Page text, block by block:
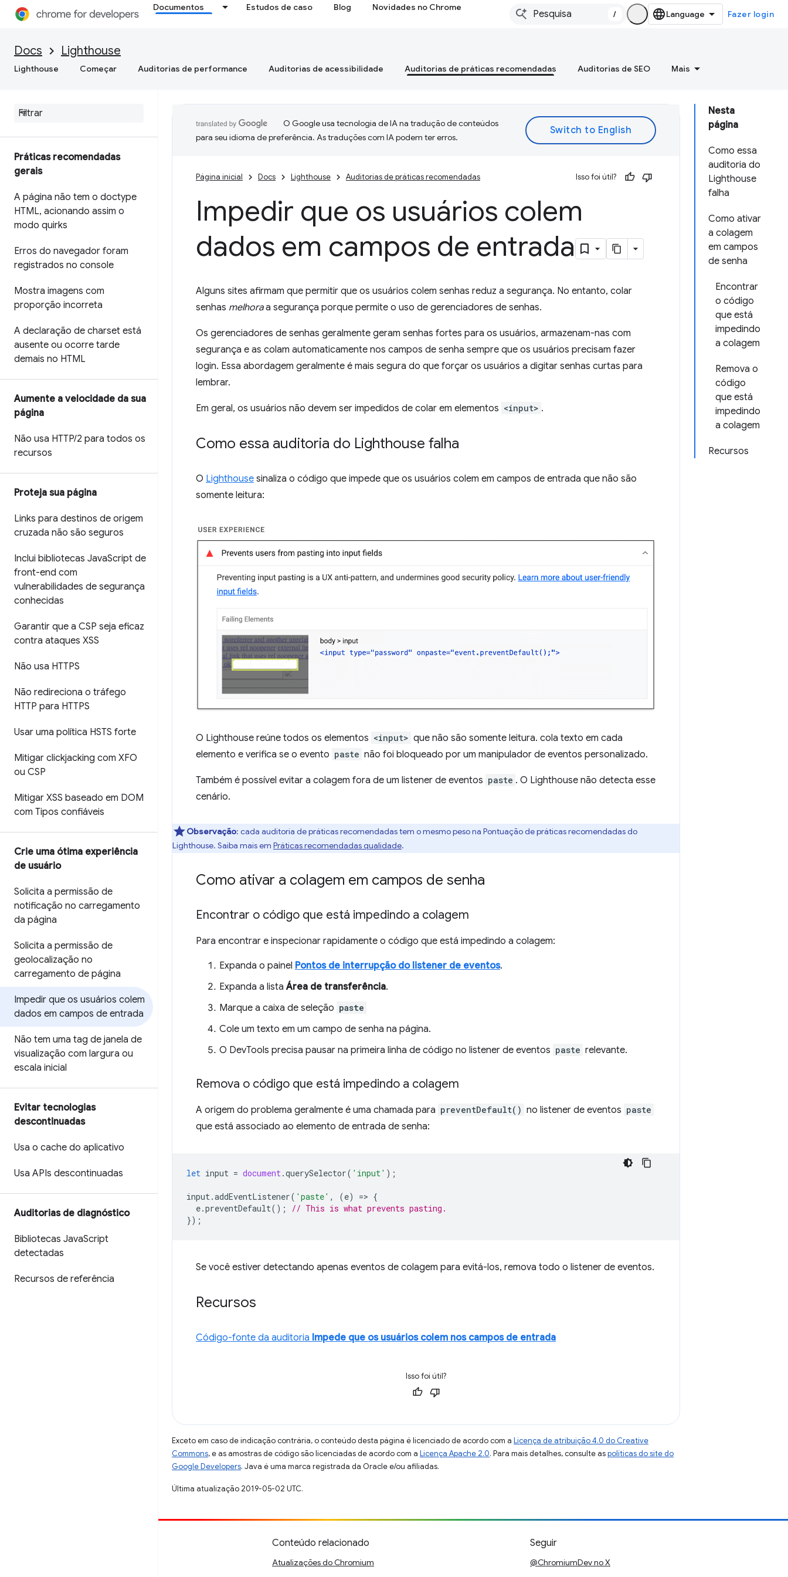
Documentos Estudos de caso Blog Novidades no Chrome
/ Fazer login
Docs Lighthouse
Lighthouse Começar Auditorias de performance Auditorias de acessibilidade Auditorias de práticas recomendadas Auditorias de SEO Mais
Práticas recomendadas
gerais
A página não tem o doctype
HTML, acionando assim o
modo quirks
Erros do navegador foram
registrados no console
Mostra imagens com
proporção incorreta
A declaração de charset está
ausente ou ocorre tarde
demais no HTML
Aumente a velocidade da sua
página
Não usa HTTP/2 para todos os
recursos
Proteja sua página
Links para destinos de origem
cruzada não são seguros
Inclui bibliotecas JavaScript de
front-end com
vulnerabilidades de segurança
conhecidas
Garantir que a CSP seja eficaz
contra ataques XSS
Não usa HTTPS
Não redireciona o tráfego
HTTP para HTTPS
Usar uma política HSTS forte
Mitigar clickjacking com XFO
ou CSP
Mitigar XSS baseado em DOM
com Tipos confiáveis
Crie uma ótima experiência
de usuário
Solicita a permissão de
notificação no carregamento
da página
Solicita a permissão de
geolocalização no
carregamento de página
Impedir que os usuários colem
dados em campos de entrada
Não tem uma tag de janela de
visualização com largura ou
escala inicial
Evitar tecnologias
descontinuadas
Usa o cache do aplicativo
Usa APIs descontinuadas
Auditorias de diagnóstico
Bibliotecas JavaScript
detectadas
Recursos de referência
Nesta
página
Como essa
auditoria do
Lighthouse
falha
Como ativar
a colagem
em campos
de senha
Encontrar
o código
que está
impedindo
a colagem
Remova o
código
que está
impedindo
a colagem
Recursos
O Google usa tecnologia de IA na tradução de conteúdos
para seu idioma de preferência. As traduções com IA podem ter erros.
Página inicial Docs Lighthouse Auditorias de práticas recomendadas Isso foi útil?
Impedir que os usuários colem
dados em campos de entrada
Alguns sites afirmam que permitir que os usuários colem senhas reduz a segurança. No entanto, colar
senhas melhoraa segurança porque permite o uso de gerenciadores de senhas.
Os gerenciadores de senhas geralmente geram senhas fortes para os usuários, armazenam-nas com
segurança e as colam automaticamente nos campos de senha sempre que os usuários precisam fazer
login. Essa abordagem geralmente é mais segura do que forçar os usuários a digitar senhas curtas para
lembrar.
Em geral, os usuários não devem ser impedidos de colar em elementos <input> .
Como essa auditoria do Lighthouse falha
O Lighthouse sinaliza o código que impede que os usuários colem em campos de entrada que não são
somente leitura:
O Lighthouse reúne todos os elementos <input> que não são somente leitura. cola texto em cada
elemento e verifica se o evento paste não foi bloqueado por um manipulador de eventos personalizado.
Também é possível evitar a colagem fora de um listener de eventos paste . O Lighthouse não detecta esse
cenário.
Observação: cada auditoria de práticas recomendadas tem o mesmo peso na Pontuação de práticas recomendadas do
Lighthouse. Saiba mais em Práticas recomendadas qualidade.
Como ativar a colagem em campos de senha
Encontrar o código que está impedindo a colagem
Para encontrar e inspecionar rapidamente o código que está impedindo a colagem:
Expanda o painel Pontos de interrupção do listener de eventos.
Expanda a listaÁrea de transferência.
Marque a caixa de seleção paste
Cole um texto em um campo de senha na página.
O DevTools precisa pausar na primeira linha de código no listener de eventos paste relevante.
Remova o código que está impedindo a colagem
A origem do problema geralmente é uma chamada para preventDefault() no listener de eventos paste
que está associado ao elemento de entrada de senha:
let input = document.querySelector( 'input' );
input.addEventListener( 'paste' , (e) => {
e.preventDefault();
// This is what prevents pasting.
});
Se você estiver detectando apenas eventos de colagem para evitá-los, remova todo o listener de eventos.
Recursos
Código-fonte da auditoria Impede que os usuários colem nos campos de entrada
Isso foi útil?
Exceto em caso de indicação contrária, o conteúdo desta página é licenciado de acordo com a Licença de atribuição 4.0 do Creative
Commons, e as amostras de código são licenciadas de acordo com a Licença Apache 2.0. Para mais detalhes, consulte aspolíticas do site do
Google Developers. Java é uma marca registrada da Oracle e/ou afiliadas.
Última atualização 2019-05-02 UTC.
Conteúdo relacionado
Atualizações do Chromium
Seguir
@ChromiumDev no X